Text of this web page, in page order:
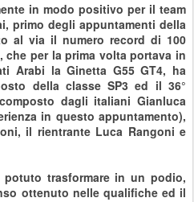
in modo positivo per il team
primo degli appuntamenti della
al via il numero record di 100
che per la prima volta portava in
Arabi la Ginetta G55 GT4, ha
della classe SP3 ed il 36°
dagli italiani Gianluca
in questo appuntamento),
il rientrante Luca Rangoni e
trasformare in un podio,
ottenuto nelle qualifiche ed il